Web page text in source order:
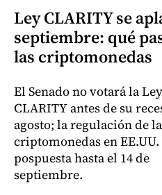
Ley CLARITY se
septiembre: qué
las criptomonedas
El Senado no votará la Ley
CLARITY antes de su
agosto; la regulación de
criptomonedas en
pospuesta hasta el 14 de
septiembre.